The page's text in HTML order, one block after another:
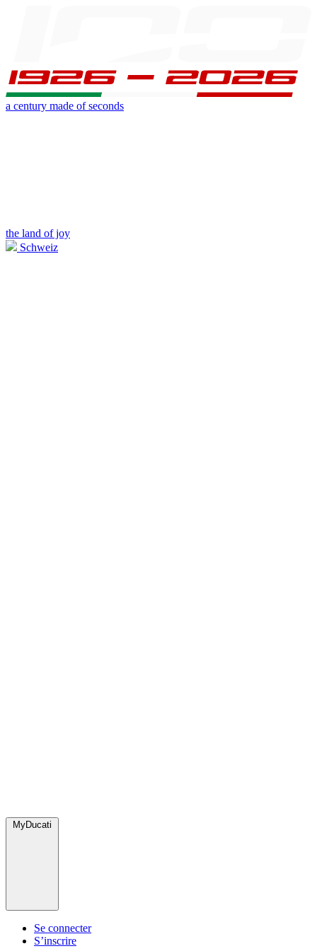
a century made of seconds
the land of joy
Schweiz
MyDucati
Se connecter
S’inscrire